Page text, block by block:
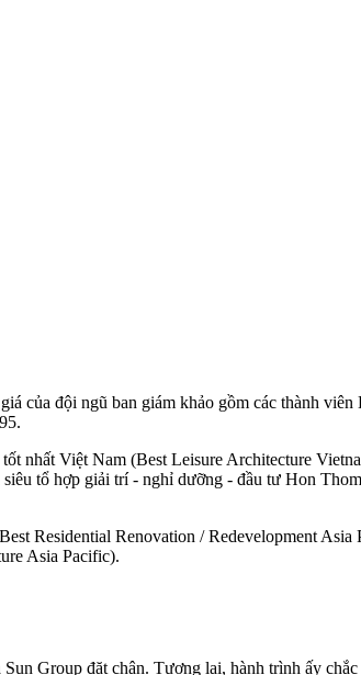
của đội ngũ ban giám khảo gồm các thành
nhất Việt Nam (Best Leisure Architecture
tổ hợp giải trí - nghỉ dưỡng - đầu tư Hon
Residential Renovation / Redevelopment Asia
Asia Pacific).
Group đặt chân. Tương lai, hành trình ấy chắc